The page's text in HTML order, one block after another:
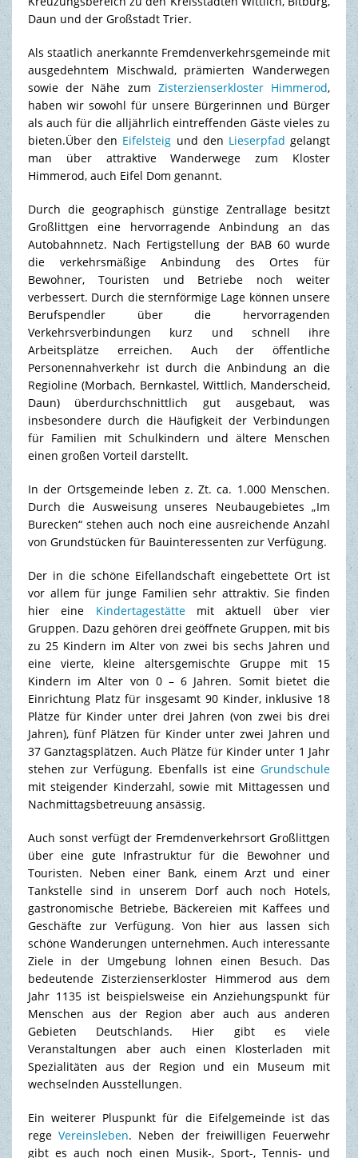
Daun und der Großstadt Trier.
Als staatlich anerkannte Fremdenverkehrsgemeinde mit
ausgedehntem Mischwald, prämierten Wanderwegen
sowie der Nähe zum Zisterzienserkloster Himmerod,
haben wir sowohl für unsere Bürgerinnen und Bürger
als auch für die alljährlich eintreffenden Gäste vieles zu
bieten.Über den Eifelsteig und den Lieserpfad gelangt
man über attraktive Wanderwege zum Kloster
Himmerod, auch Eifel Dom genannt.
Durch die geographisch günstige Zentrallage besitzt
Großlittgen eine hervorragende Anbindung an das
Autobahnnetz. Nach Fertigstellung der BAB 60 wurde
die verkehrsmäßige Anbindung des Ortes für
Bewohner, Touristen und Betriebe noch weiter
verbessert. Durch die sternförmige Lage können unsere
Berufspendler über die hervorragenden
Verkehrsverbindungen kurz und schnell ihre
Arbeitsplätze erreichen. Auch der öffentliche
Personennahverkehr ist durch die Anbindung an die
Regioline (Morbach, Bernkastel, Wittlich, Manderscheid,
Daun) überdurchschnittlich gut ausgebaut, was
insbesondere durch die Häufigkeit der Verbindungen
für Familien mit Schulkindern und ältere Menschen
einen großen Vorteil darstellt.
In der Ortsgemeinde leben z. Zt. ca. 1.000 Menschen.
Durch die Ausweisung unseres Neubaugebietes „Im
Burecken“ stehen auch noch eine ausreichende Anzahl
von Grundstücken für Bauinteressenten zur Verfügung.
Der in die schöne Eifellandschaft eingebettete Ort ist
vor allem für junge Familien sehr attraktiv. Sie finden
hier eine Kindertagestättemit aktuell über vier
Gruppen. Dazu gehören drei geöffnete Gruppen, mit bis
zu 25 Kindern im Alter von zwei bis sechs Jahren und
eine vierte, kleine altersgemischte Gruppe mit 15
Kindern im Alter von 0 – 6 Jahren. Somit bietet die
Einrichtung Platz für insgesamt 90 Kinder, inklusive 18
Plätze für Kinder unter drei Jahren (von zwei bis drei
Jahren), fünf Plätzen für Kinder unter zwei Jahren und
37 Ganztagsplätzen. Auch Plätze für Kinder unter 1 Jahr
stehen zur Verfügung. Ebenfalls ist eineGrundschule
mit steigender Kinderzahl, sowie mit Mittagessen und
Nachmittagsbetreuung ansässig.
Auch sonst verfügt der Fremdenverkehrsort Großlittgen
über eine gute Infrastruktur für die Bewohner und
Touristen. Neben einer Bank, einem Arzt und einer
Tankstelle sind in unserem Dorf auch noch Hotels,
gastronomische Betriebe, Bäckereien mit Kaffees und
Geschäfte zur Verfügung. Von hier aus lassen sich
schöne Wanderungen unternehmen. Auch interessante
Ziele in der Umgebung lohnen einen Besuch. Das
bedeutende Zisterzienserkloster Himmerod aus dem
Jahr 1135 ist beispielsweise ein Anziehungspunkt für
Menschen aus der Region aber auch aus anderen
Gebieten Deutschlands. Hier gibt es viele
Veranstaltungen aber auch einen Klosterladen mit
Spezialitäten aus der Region und ein Museum mit
wechselnden Ausstellungen.
Ein weiterer Pluspunkt für die Eifelgemeinde ist das
regeVereinsleben. Neben der freiwilligen Feuerwehr
gibt es auch noch einen Musik-, Sport-, Tennis- und